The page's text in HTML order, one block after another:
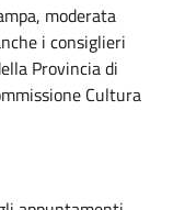
moderata
i consiglieri
Provincia di
Cultura